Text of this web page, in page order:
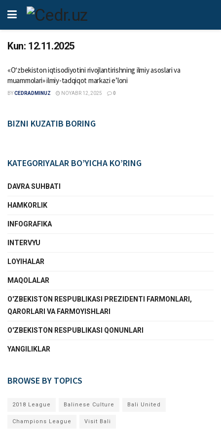
Kun: 12.11.2025
«O‘zbekiston iqtisodiyotini rivojlantirishning ilmiy asoslari va
muammolari» ilmiy-tadqiqot markazi e’loni
BYCEDRADMINUZ NOYABR 12, 2025 0
BIZNI KUZATIB BORING
KATEGORIYALAR BO’YICHA KO’RING
DAVRA SUHBATI
HAMKORLIK
INFOGRAFIKA
INTERVYU
LOYIHALAR
MAQOLALAR
O'ZBEKISTON RESPUBLIKASI PREZIDENTI FARMONLARI,
QARORLARI VA FARMOYISHLARI
O'ZBEKISTON RESPUBLIKASI QONUNLARI
YANGILIKLAR
BROWSE BY TOPICS
2018 League Balinese Culture Bali United
Champions League Visit Bali